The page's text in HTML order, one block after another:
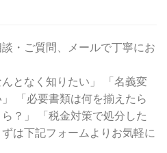
・ご質問、メールで丁寧にお
んとなく知りたい」 「名義変
「必要書類は何を揃えたら
？」 「税金対策で処分した
は下記フォームよりお気軽に